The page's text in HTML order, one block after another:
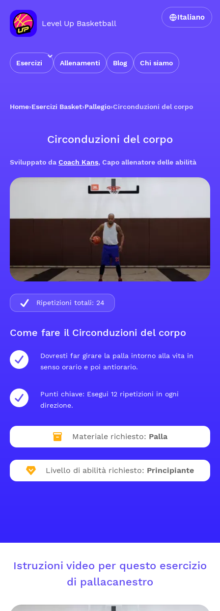
Level Up Basketball
Esercizi Allenamenti Blog Chi siamo
Italiano
Home›Esercizi Basket›Pallegio›Circonduzioni del corpo
Circonduzioni del corpo
Sviluppato da Coach Kans, Capo allenatore delle abilità
Come fare il Circonduzioni del corpo
Dovresti far girare la palla intorno alla vita in
senso orario e poi antiorario.
Punti chiave: Esegui 12 ripetizioni in ogni
direzione.
Materiale richiesto: Palla
Livello di abilità richiesto: Principiante
Ripetizioni totali: 24
Istruzioni video per questo esercizio
di pallacanestro